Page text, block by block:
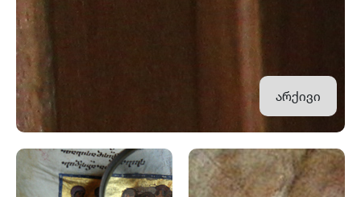
არქივი